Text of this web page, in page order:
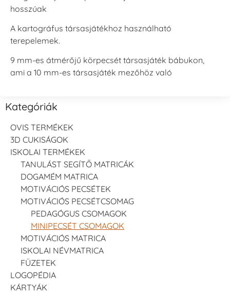
hosszúak
A kartográfus társasjátékhoz használható
terepelemek.
9 mm-es átmérőjű körpecsét társasjáték bábukon,
ami a 10 mm-es társasjáték mezőhöz való
Kategóriák
OVIS TERMÉKEK
3D CUKISÁGOK
ISKOLAI TERMÉKEK
TANULÁST SEGÍTŐ MATRICÁK
DOGAMÉM MATRICA
MOTIVÁCIÓS PECSÉTEK
MOTIVÁCIÓS PECSÉTCSOMAG
PEDAGÓGUS CSOMAGOK
MINIPECSÉT CSOMAGOK
MOTIVÁCIÓS MATRICA
ISKOLAI NÉVMATRICA
FÜZETEK
LOGOPÉDIA
KÁRTYÁK